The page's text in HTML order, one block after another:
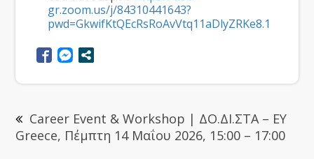
gr.zoom.us/j/84310441643?
pwd=GkwifKtQEcRsRoAvVtq11aDlyZRKe8.1
Career Event & Workshop | ΔΟ.ΔΙ.ΣΤΑ – EY
Greece, Πέμπτη 14 Μαΐου 2026, 15:00 – 17:00